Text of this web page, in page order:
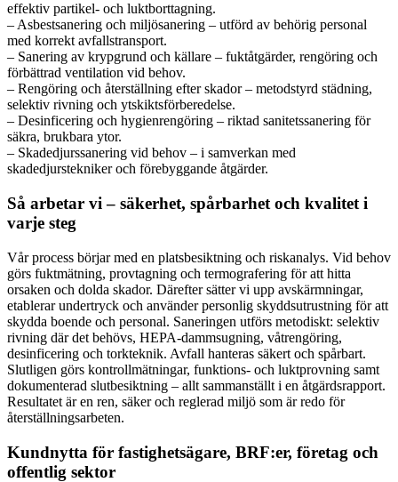
effektiv partikel- och luktborttagning.
– Asbestsanering och miljösanering – utförd av behörig personal
med korrekt avfallstransport.
– Sanering av krypgrund och källare – fuktåtgärder, rengöring och
förbättrad ventilation vid behov.
– Rengöring och återställning efter skador – metodstyrd städning,
selektiv rivning och ytskiktsförberedelse.
– Desinficering och hygienrengöring – riktad sanitetssanering för
säkra, brukbara ytor.
– Skadedjurssanering vid behov – i samverkan med
skadedjurstekniker och förebyggande åtgärder.
Så arbetar vi – säkerhet, spårbarhet och kvalitet i
varje steg
Vår process börjar med en platsbesiktning och riskanalys. Vid behov
görs fuktmätning, provtagning och termografering för att hitta
orsaken och dolda skador. Därefter sätter vi upp avskärmningar,
etablerar undertryck och använder personlig skyddsutrustning för att
skydda boende och personal. Saneringen utförs metodiskt: selektiv
rivning där det behövs, HEPA-dammsugning, våtrengöring,
desinficering och torkteknik. Avfall hanteras säkert och spårbart.
Slutligen görs kontrollmätningar, funktions- och luktprovning samt
dokumenterad slutbesiktning – allt sammanställt i en åtgärdsrapport.
Resultatet är en ren, säker och reglerad miljö som är redo för
återställningsarbeten.
Kundnytta för fastighetsägare, BRF:er, företag och
offentlig sektor